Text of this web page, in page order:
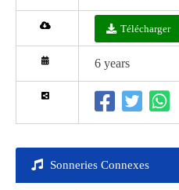
Télécharger
6 years
Sonneries Connexes